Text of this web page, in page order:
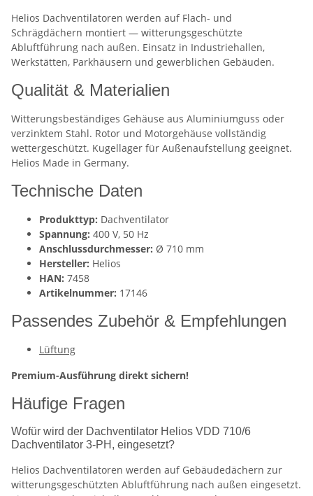
Helios Dachventilatoren werden auf Flach- und
Schrägdächern montiert — witterungsgeschützte
Abluftführung nach außen. Einsatz in Industriehallen,
Werkstätten, Parkhäusern und gewerblichen Gebäuden.
Qualität & Materialien
Witterungsbeständiges Gehäuse aus Aluminiumguss oder
verzinktem Stahl. Rotor und Motorgehäuse vollständig
wettergeschützt. Kugellager für Außenaufstellung geeignet.
Helios Made in Germany.
Technische Daten
Produkttyp: Dachventilator
Spannung: 400 V, 50 Hz
Anschlussdurchmesser: Ø 710 mm
Hersteller: Helios
HAN: 7458
Artikelnummer: 17146
Passendes Zubehör & Empfehlungen
Lüftung
Premium-Ausführung direkt sichern!
Häufige Fragen
Wofür wird der Dachventilator Helios VDD 710/6
Dachventilator 3-PH, eingesetzt?
Helios Dachventilatoren werden auf Gebäudedächern zur
witterungsgeschützten Abluftführung nach außen eingesetzt.